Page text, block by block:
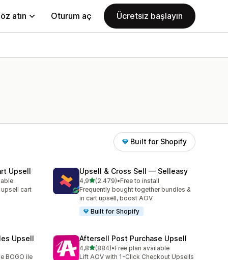
atın Oturum aç Ücretsiz başlayın
Built for Shopify
Upsell
cart
Upsell & Cross Sell — Selleasy
4,95 yıldız üzerinden
(2.479)
toplam 2479 değerlendirme
•Free to install
Frequently bought together bundles &
in cart upsell, boost AOV
Built for Shopify
Upsell
BOGO ile
Aftersell Post Purchase Upsell
4,85 yıldız üzerinden
(884)
toplam 884 değerlendirme
•Free plan available
Lift AOV with 1-Click Checkout Upsells